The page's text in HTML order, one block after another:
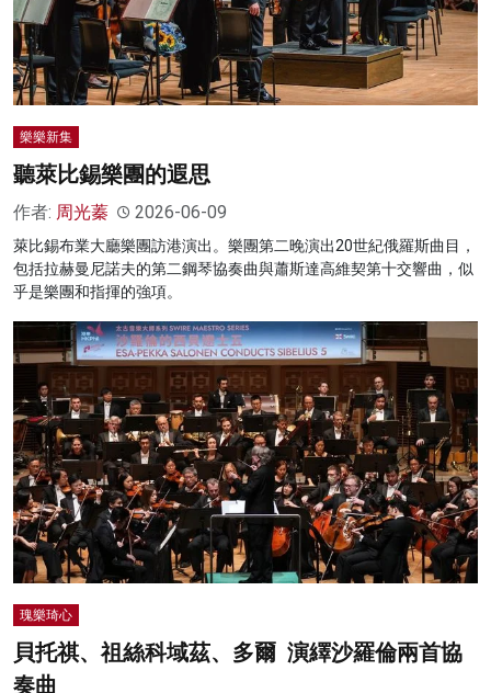
樂樂新集
聽萊比錫樂團的遐思
作者: 周光蓁 2026-06-09
萊比錫布業大廳樂團訪港演出。樂團第二晚演出20世紀俄羅斯曲目，
包括拉赫曼尼諾夫的第二鋼琴協奏曲與蕭斯達高維契第十交響曲，似
乎是樂團和指揮的強項。
瑰樂琦心
貝托祺、祖絲科域茲、多爾 演繹沙羅倫兩首協
奏曲